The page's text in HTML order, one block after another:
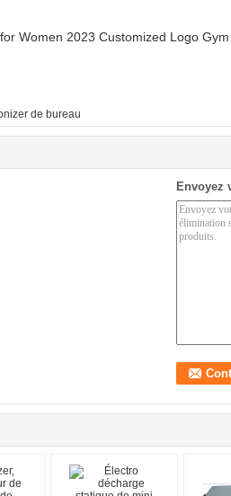
Women 2023 Customized Logo
de bureau
Envoyez